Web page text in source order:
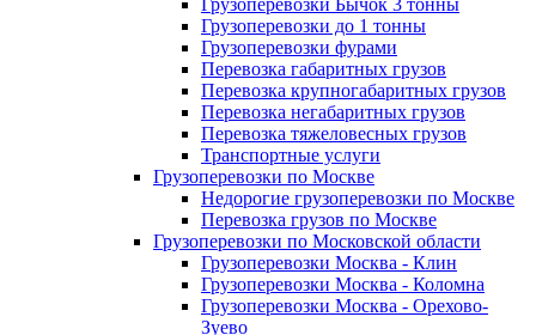
Грузоперевозки Бычок 3 тонны
Грузоперевозки до 1 тонны
Грузоперевозки фурами
Перевозка габаритных грузов
Перевозка крупногабаритных грузов
Перевозка негабаритных грузов
Перевозка тяжеловесных грузов
Транспортные услуги
Грузоперевозки по Москве
Недорогие грузоперевозки по Москве
Перевозка грузов по Москве
Грузоперевозки по Московской области
Грузоперевозки Москва - Клин
Грузоперевозки Москва - Коломна
Грузоперевозки Москва - Орехово-
Зуево